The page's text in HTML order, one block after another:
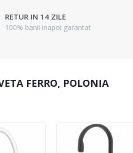
RETUR IN 14 ZILE
100% banii inapoi garantat
FERRO, POLONIA